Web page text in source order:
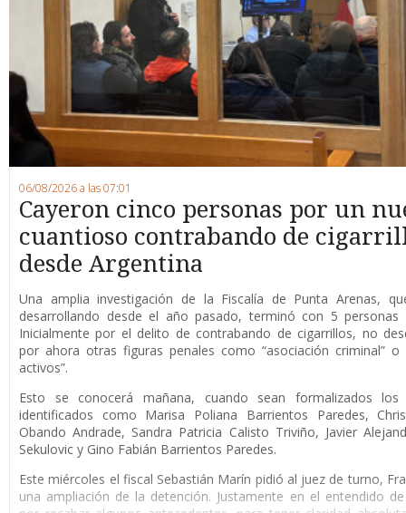
06/08/2026 a las 07:01
Cayeron cinco personas por un
cuantioso contrabando de
desde Argentina
Una amplia investigación de la Fiscalía de Punta Arenas,
desarrollando desde el año pasado, terminó con 5 personas
Inicialmente por el delito de contrabando de cigarrillos, no
por ahora otras figuras penales como “asociación criminal” o
activos”.
Esto se conocerá mañana, cuando sean formalizados los
identificados como Marisa Poliana Barrientos Paredes,
Obando Andrade, Sandra Patricia Calisto Triviño, Javier
Sekulovic y Gino Fabián Barrientos Paredes.
Este miércoles el fiscal Sebastián Marín pidió al juez de turno,
una ampliación de la detención. Justamente en el entendido